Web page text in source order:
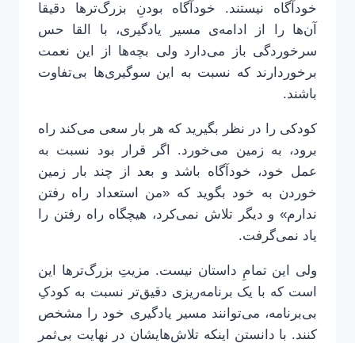
خودآگاه نیستند. خودآگاه بودنِ بزرگ‌ترها دقیقا
آن‌ها را از ادامه‌ی مسیر یادگیری، با القا حس
سرخوردگی باز می‌دارد ولی بچه‌ها از این نعمت
برخوردارند که نسبت به این سوگیری‌ها بی‌تفاوت
باشند.
کودکی را در نظر بگیرید که هر بار سعی می‌کند راه
برود، به زمین می‌خورد. اگر قرار بود نسبت به
عمل خود، خودآگاه باشد و بعد از چند بار زمین
خوردن به خود بگوید که «من استعداد راه رفتن
ندارم» و دیگر تلاش نمی‌کرد، هیچگاه راه رفتن را
یاد نمی‌گرفت.
ولی این تمامِ داستان نیست. مزیتِ بزرگ‌ترها این
است که با یک برنامه‌ریزی دقیق‌تر نسبت به کودکِ
بی‌برنامه، می‌توانند مسیر یادگیری خود را مشخص
کنند. با دانستن اینکه تلاش‌هایشان در نهایت بی‌ثمر